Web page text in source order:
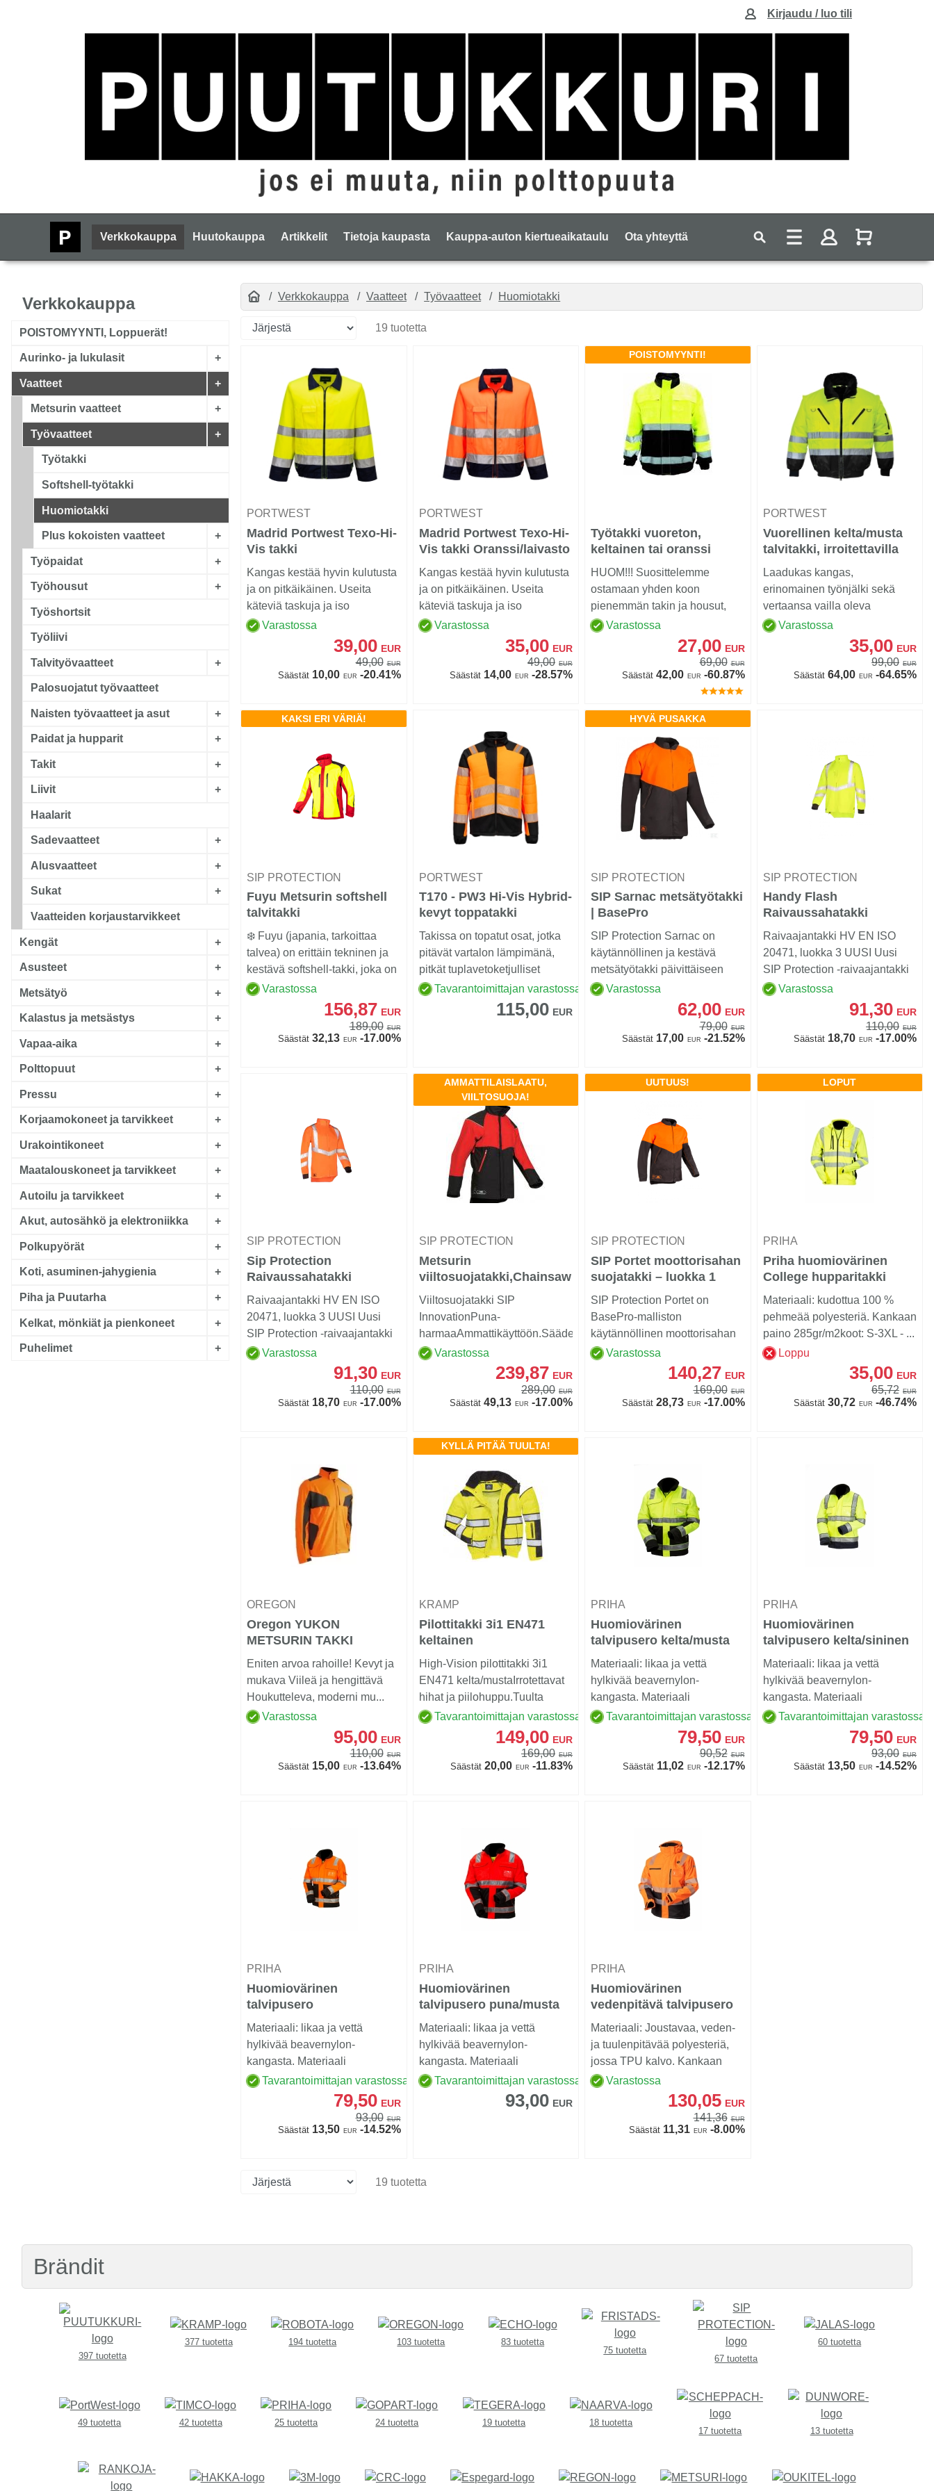
Kirjaudu / luo tili
Verkkokauppa Huutokauppa Artikkelit Tietoja kaupasta Kauppa-auton kiertueaikataulu Ota yhteyttä
Verkkokauppa
POISTOMYYNTI, Loppuerät!
Aurinko- ja lukulasit +
Vaatteet +
Metsurin vaatteet +
Työvaatteet +
Työtakki
Softshell-työtakki
Huomiotakki
Plus kokoisten vaatteet +
Työpaidat +
Työhousut +
Työshortsit
Työliivi
Talvityövaatteet +
Palosuojatut työvaatteet
Naisten työvaatteet ja asut +
Paidat ja hupparit +
Takit +
Liivit +
Haalarit
Sadevaatteet +
Alusvaatteet +
Sukat +
Vaatteiden korjaustarvikkeet
Kengät +
Asusteet +
Metsätyö +
Kalastus ja metsästys +
Vapaa-aika +
Polttopuut +
Pressu +
Korjaamokoneet ja tarvikkeet +
Urakointikoneet +
Maatalouskoneet ja tarvikkeet +
Autoilu ja tarvikkeet +
Akut, autosähkö ja elektroniikka +
Polkupyörät +
Koti, asuminen-jahygienia +
Piha ja Puutarha +
Kelkat, mönkiät ja pienkoneet +
Puhelimet +
Verkkokauppa Vaatteet Työvaatteet Huomiotakki
19 tuotetta
PORTWEST
Madrid Portwest Texo-Hi-
Vis takki
keltainen/laivasto
Kangas kestää hyvin kulutusta
ja on pitkäikäinen. Useita
käteviä taskuja ja iso
älypuhelintasku.......
Varastossa
39,00 EUR
49,00 EUR
Säästät10,00 EUR -20.41%
PORTWEST
Madrid Portwest Texo-Hi-
Vis takki Oranssi/laivasto
Kangas kestää hyvin kulutusta
ja on pitkäikäinen. Useita
käteviä taskuja ja iso
älypuhelintasku.......
Varastossa
35,00 EUR
49,00 EUR
Säästät 14,00 EUR -28.57%
POISTOMYYNTI!
Työtakki vuoreton,
keltainen tai oranssi
HUOM!!! Suosittelemme
ostamaan yhden koon
pienemmän takin ja housut,
mitä on normaali kok...
Varastossa
27,00 EUR
69,00 EUR
Säästät42,00 EUR -60.87%
PORTWEST
Vuorellinen kelta/musta
talvitakki, irroitettavilla
hihoilla
Laadukas kangas,
erinomainen työnjälki sekä
vertaansa vailla oleva
mukautuvuus ovat vakiona.
Varastossa
35,00 EUR
99,00 EUR
Säästät 64,00 EUR -64.65%
KAKSI ERI VÄRIÄ!
SIP PROTECTION
Fuyu Metsurin softshell
talvitakki
❄️ Fuyu (japania, tarkoittaa
talvea) on erittäin tekninen ja
kestävä softshell-takki, joka on
suunn...
Varastossa
156,87 EUR
189,00 EUR
Säästät32,13 EUR -17.00%
PORTWEST
T170 - PW3 Hi-Vis Hybrid-
kevyt toppatakki
Oranssi/musta
Takissa on topatut osat, jotka
pitävät vartalon lämpimänä,
pitkät tuplavetoketjulliset
sivutaskut, ...
Tavarantoimittajan varastossa
115,00 EUR
HYVÄ PUSAKKA
SIP PROTECTION
SIP Sarnac metsätyötakki
| BasePro
SIP Protection Sarnac on
käytännöllinen ja kestävä
metsätyötakki päivittäiseen
ulkotyöhön.......
Varastossa
62,00 EUR
79,00 EUR
Säästät17,00 EUR -21.52%
SIP PROTECTION
Handy Flash
Raivaussahatakki
Raivaajantakki HV EN ISO
20471, luokka 3 UUSI Uusi
SIP Protection -raivaajantakki
oli ollut salaise...
Varastossa
91,30 EUR
110,00 EUR
Säästät 18,70 EUR -17.00%
SIP PROTECTION
Sip Protection
Raivaussahatakki
Raivaajantakki HV EN ISO
20471, luokka 3 UUSI Uusi
SIP Protection -raivaajantakki
oli ollut salaise...
Varastossa
91,30 EUR
110,00 EUR
Säästät18,70 EUR -17.00%
AMMATTILAISLAATU,
VIILTOSUOJA!
SIP PROTECTION
Metsurin
viiltosuojatakki,Chainsaw
Jacket, puna-harmaa
Viiltosuojatakki SIP
InnovationPuna-
harmaaAmmattikäyttöön.Säädettäv&a...
Varastossa
239,87 EUR
289,00 EUR
Säästät 49,13 EUR -17.00%
UUTUUS!
SIP PROTECTION
SIP Portet moottorisahan
suojatakki – luokka 1
SIP Protection Portet on
BasePro-malliston
käytännöllinen moottorisahan
suojatakki tilapäiseen ja k...
Varastossa
140,27 EUR
169,00 EUR
Säästät28,73 EUR -17.00%
LOPUT
PRIHA
Priha huomiovärinen
College hupparitakki
kelta/musta EN 20471
Lk.2 - 4323
Materiaali: kudottua 100 %
pehmeää polyesteriä. Kankaan
paino 285gr/m2koot: S-3XL - ...
Loppu
35,00 EUR
65,72 EUR
Säästät 30,72 EUR -46.74%
OREGON
Oregon YUKON
METSURIN TAKKI
Eniten arvoa rahoille! Kevyt ja
mukava Viileä ja hengittävä
Houkutteleva, moderni mu...
Varastossa
95,00 EUR
110,00 EUR
Säästät15,00 EUR -13.64%
KYLLÄ PITÄÄ TUULTA!
KRAMP
Pilottitakki 3i1 EN471
keltainen
High-Vision pilottitakki 3i1
EN471 kelta/mustaIrrotettavat
hihat ja piilohuppu.Tuulta
pitäv&au...
Tavarantoimittajan varastossa
149,00 EUR
169,00 EUR
Säästät 20,00 EUR -11.83%
PRIHA
Huomiovärinen
talvipusero kelta/musta
EN 20471 Lk.2 - 4076
Materiaali: likaa ja vettä
hylkivää beavernylon-
kangasta. Materiaali
huomioväreissä 80/20
Tavarantoimittajan varastossa
79,50 EUR
90,52 EUR
Säästät11,02 EUR -12.17%
PRIHA
Huomiovärinen
talvipusero kelta/sininen
EN 20471 Lk.3 - 4022
Materiaali: likaa ja vettä
hylkivää beavernylon-
kangasta. Materiaali
huomioväreissä 80/20
Tavarantoimittajan varastossa
79,50 EUR
93,00 EUR
Säästät 13,50 EUR -14.52%
PRIHA
Huomiovärinen
talvipusero
oranssi/musta EN 20471
Lk.2 - 4122
Materiaali: likaa ja vettä
hylkivää beavernylon-
kangasta. Materiaali
huomioväreissä 80/20
Tavarantoimittajan varastossa
79,50 EUR
93,00 EUR
Säästät13,50 EUR -14.52%
PRIHA
Huomiovärinen
talvipusero puna/musta
EN 20471 Lk.2 - 4126
Materiaali: likaa ja vettä
hylkivää beavernylon-
kangasta. Materiaali
huomioväre...
Tavarantoimittajan varastossa
93,00 EUR
PRIHA
Huomiovärinen
vedenpitävä talvipusero
lämmityksellä
oranssi/musta EN 20471
Lk.2 - 4341
Materiaali: Joustavaa, veden-
ja tuulenpitävää polyesteriä,
jossa TPU kalvo. Kankaan
paino 310gr/m2...
Varastossa
130,05 EUR
141,36 EUR
Säästät11,31 EUR -8.00%
19 tuotetta
Brändit
397 tuotetta
377 tuotetta 194 tuotetta 103 tuotetta
83 tuotetta
75 tuotetta
67 tuotetta
60 tuotetta
49 tuotetta 42 tuotetta 25 tuotetta 24 tuotetta 19 tuotetta
18 tuotetta
17 tuotetta
13 tuotetta